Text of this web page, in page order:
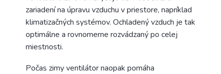
zariadení na úpravu vzduchu v priestore, napríklad
klimatizačných systémov. Ochladený vzduch je tak
optimálne a rovnomerne rozvádzaný po celej
miestnosti.
Počas zimy ventilátor naopak pomáha